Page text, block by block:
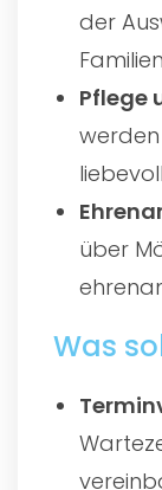
der
Pflege
über
Was